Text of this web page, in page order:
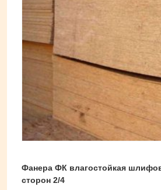
Фанера ФК влагостойкая
сторон 2/4